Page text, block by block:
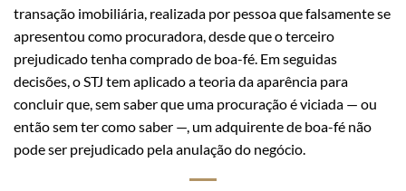
transação imobiliária, realizada por pessoa que falsamente se
apresentou como procuradora, desde que o terceiro
prejudicado tenha comprado de boa-fé. Em seguidas
decisões, o STJ tem aplicado a teoria da aparência para
concluir que, sem saber que uma procuração é viciada — ou
então sem ter como saber —, um adquirente de boa-fé não
pode ser prejudicado pela anulação do negócio.